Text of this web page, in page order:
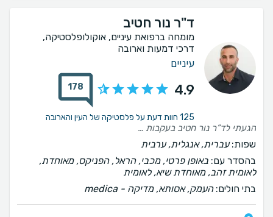
ד"ר נור חטיב
מומחה ברפואת עיניים, אוקולופלסטיקה,
דרכי דמעות וארובה
עיניים
4.9
178
125 חוות דעת על פלסטיקה של העין והארובה
הגעתי לד”ר נור חטיב בעקבות בצקות מתחת לעיניים, ואין ספק שזו הייתה הבחירה הנכונה. ד”ר נור חטיב הוא רופא מקצועי, יסודי, סבלני ונעים הליכות. לאורך כל הדרך הוא הקדיש זמן להסביר לי כל שלב, ענה על כל שאלה בסבלנות ובמקצועיות, והיה זמין עבורי גם לאחר הניתוח, מה שנתן לי תחושת ביטחון ורוגע. מעבר ליחס האישי והאכפתי, הוא גם מביא תוצאות מצוינות, וניתן לראות את המקצועיות והדיוק שלו בעבודה. הרגשתי שאני בידיים טובות ושבאמת חשוב לו להגיע לתוצאה הטובה ביותר עבור המטופלים שלו. ממליצה עליו מכל הלב לכל מי שמחפש רופא מקצועי, אמין, קשוב ואכפתי.
שפות:עברית, אנגלית, ערבית
בהסדר עם: באופן פרטי, מכבי, הראל, הפניקס, מאוחדת,
לאומית זהב, מאוחדת שיא, לאומית
בתי חולים:העמק, אסותא, ‫מדיקה - medica